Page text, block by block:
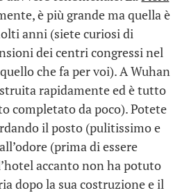
è più grande ma quella è
anni (siete curiosi di
dei centri congressi nel
che fa per voi). A Wuhan
rapidamente ed è tutto
completato da poco). Potete
il posto (pulitissimo e
(prima di essere
accanto non ha potuto
dopo la sua costruzione e il